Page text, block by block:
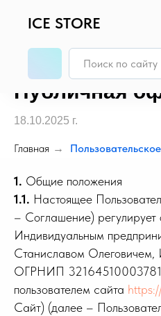
ICE STORE
Публичная
18.10.2025 г.
Главная →
1. Общие положения
1.1. Настоящее
– Соглашение)
Индивидуальным
Станиславом
ОГРНИП
пользователем сайта
Сайт) (далее –